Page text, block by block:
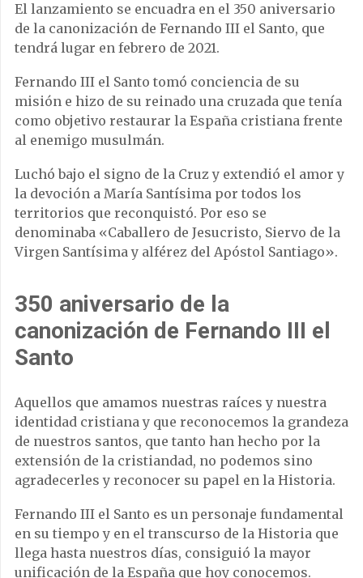
El lanzamiento se encuadra en el 350 aniversario
de la canonización de Fernando III el Santo, que
tendrá lugar en febrero de 2021.
Fernando III el Santo tomó conciencia de su
misión e hizo de su reinado una cruzada que tenía
como objetivo restaurar la España cristiana frente
al enemigo musulmán.
Luchó bajo el signo de la Cruz y extendió el amor y
la devoción a María Santísima por todos los
territorios que reconquistó. Por eso se
denominaba «Caballero de Jesucristo, Siervo de la
Virgen Santísima y alférez del Apóstol Santiago».
350 aniversario de la
canonización de Fernando III el
Santo
Aquellos que amamos nuestras raíces y nuestra
identidad cristiana y que reconocemos la grandeza
de nuestros santos, que tanto han hecho por la
extensión de la cristiandad, no podemos sino
agradecerles y reconocer su papel en la Historia.
Fernando III el Santo es un personaje fundamental
en su tiempo y en el transcurso de la Historia que
llega hasta nuestros días, consiguió la mayor
unificación de la España que hoy conocemos.